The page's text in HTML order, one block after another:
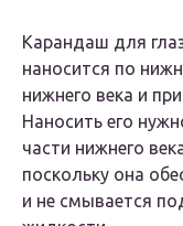
Карандаш для
наносится по
нижнего века и
Наносить его
части нижнего
поскольку она
и не смывается